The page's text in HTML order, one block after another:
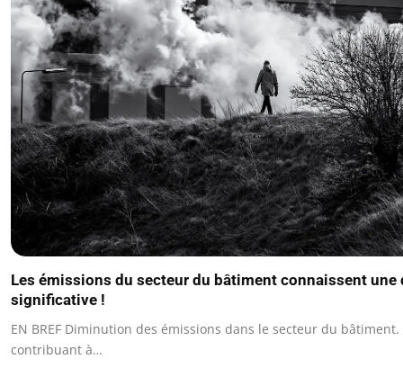
Les émissions du secteur du bâtiment connaissent
significative !
EN BREF Diminution des émissions dans le secteur du
contribuant à…